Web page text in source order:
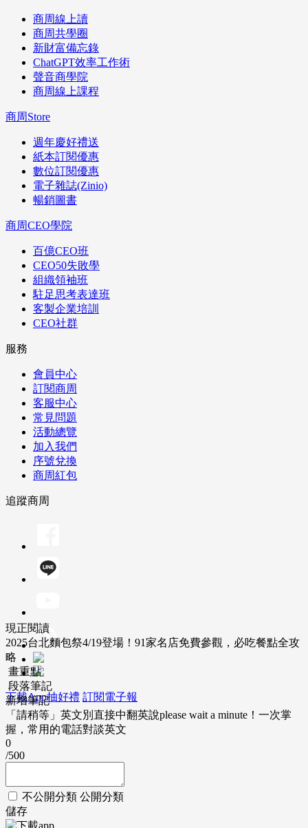
商周線上讀
商周共學圈
新財富備忘錄
ChatGPT效率工作術
聲音商學院
商周線上課程
商周Store
週年慶好禮送
紙本訂閱優惠
數位訂閱優惠
電子雜誌(Zinio)
暢銷圖書
商周CEO學院
百億CEO班
CEO50失敗學
組織領袖班
駐足思考表達班
客製企業培訓
CEO社群
服務
會員中心
訂閱商周
客服中心
常見問題
活動總覽
加入我們
序號兌換
商周紅包
追蹤商周
下載App抽好禮 訂閱電子報
現正閱讀
2025台北麵包祭4/19登場！91家名店免費參觀，必吃餐點全攻
略
畫重點
段落筆記
新增筆記
「請稍等」英文別直接中翻英說please wait a minute！一次掌
握，常用的電話對談英文
0
/500
不公開分類 公開分類
儲存